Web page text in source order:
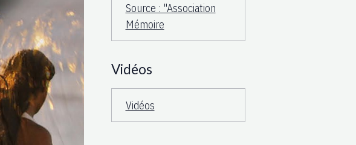
Source : "Association
Mémoire
Vidéos
Vidéos